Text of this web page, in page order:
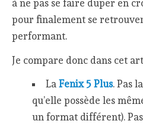
à ne pas se faire duper en
pour finalement se
performant.
Je compare donc dans cet
La Fenix 5 Plus. Pas
qu’elle possède les
un format différent).